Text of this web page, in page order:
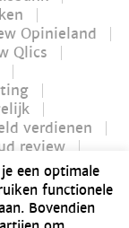
Opinieland
Qlics
verdienen
review
een optimale
functionele
Bovendien